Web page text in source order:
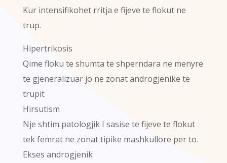
Kur intensifikohet rritja e fijeve te flokut ne
trup.
Hipertrikosis
Qime floku te shumta te shperndara ne menyre
te gjeneralizuar jo ne zonat androgjenike te
trupit
Hirsutism
Nje shtim patologjik I sasise te fijeve te flokut
tek femrat ne zonat tipike mashkullore per to.
Ekses androgjenik